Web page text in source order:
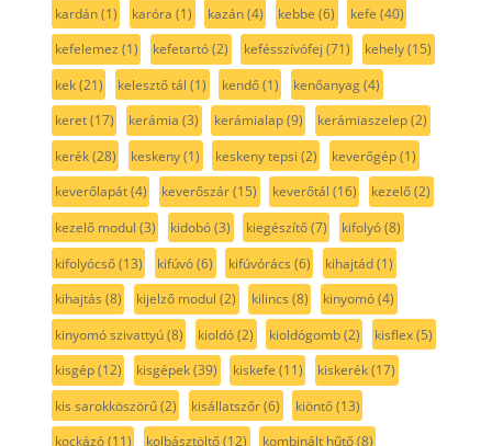
kardán(1) karóra (1) kazán(4) kebbe (6) kefe (40)
kefelemez (1) kefetartó(2) kefésszívófej (71) kehely(15)
kek(21) kelesztő tál (1) kendő(1) kenőanyag(4)
keret(17) kerámia (3) kerámialap(9) kerámiaszelep(2)
kerék(28) keskeny(1) keskeny tepsi (2) keverőgép(1)
keverőlapát(4) keverőszár(15) keverőtál (16) kezelő(2)
kezelő modul (3) kidobó(3) kiegészítő(7) kifolyó(8)
kifolyócső(13) kifúvó(6) kifúvórács (6) kihajtád(1)
kihajtás (8) kijelző modul (2) kilincs (8) kinyomó(4)
kinyomó szivattyú(8) kioldó(2) kioldógomb(2) kisflex(5)
kisgép(12) kisgépek(39) kiskefe (11) kiskerék(17)
kis sarokköszörű(2) kisállatszőr(6) kiöntő(13)
kockázó(11) kolbásztöltő(12) kombinált hűtő(8)